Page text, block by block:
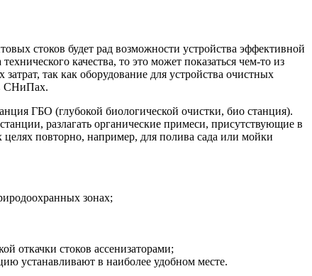
стоков будет рад возможности устройства эффективной
качества, то это может показаться чем-то из
так как оборудование для устройства очистных
СНиПах.
ГБО (глубокой биологической очистки, био станция).
разлагать органические примеси, присутствующие в
целях повторно, например, для полива сада или мойки
зонах;
откачки стоков ассенизаторами;
устанавливают в наиболее удобном месте.